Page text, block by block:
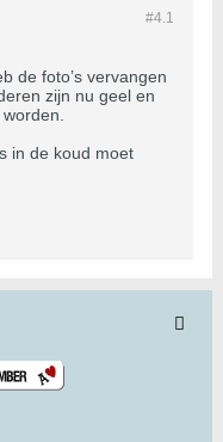
#4.1
de foto’s vervangen
zijn nu geel en
in de koud moet